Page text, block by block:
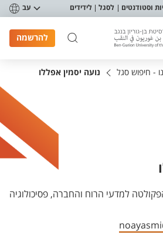
וסטודנטים לסגל לידידים עב
להרשמה
- חיפוש סגל נועה יסמין אפללו
למדעי הרוח והחברה, פסיכולוגיה